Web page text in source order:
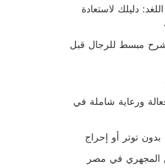
دليلك لاستعادة
مبسط للرجال قبل
ورعاية شاملة في
توتر أو إحراج
المجهري في مصر